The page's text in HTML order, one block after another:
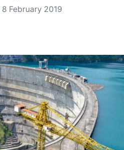
8 February 2019